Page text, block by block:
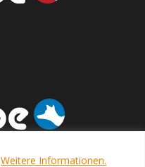
Weitere Informationen.